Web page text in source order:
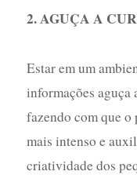
2. AGUÇA A
Estar em um
informações aguça
fazendo com que o
mais intenso e
criatividade dos